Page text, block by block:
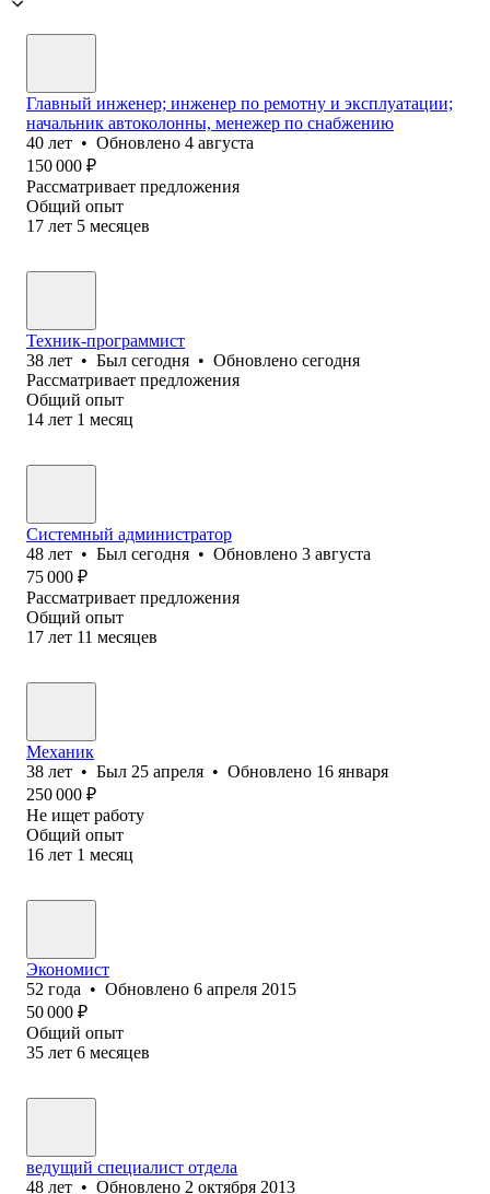
Главный инженер; инженер по ремотну и эксплуатации;
начальник автоколонны, менежер по снабжению
40 лет • Обновлено 4 августа
150 000 ₽
Рассматривает предложения
Общий опыт
17 лет 5 месяцев
Техник-программист
38 лет • Был сегодня • Обновлено сегодня
Рассматривает предложения
Общий опыт
14 лет 1 месяц
Системный администратор
48 лет • Был сегодня • Обновлено 3 августа
75 000 ₽
Рассматривает предложения
Общий опыт
17 лет 11 месяцев
Механик
38 лет • Был 25 апреля • Обновлено 16 января
250 000 ₽
Не ищет работу
Общий опыт
16 лет 1 месяц
Экономист
52 года • Обновлено 6 апреля 2015
50 000 ₽
Общий опыт
35 лет 6 месяцев
ведущий специалист отдела
48 лет • Обновлено 2 октября 2013